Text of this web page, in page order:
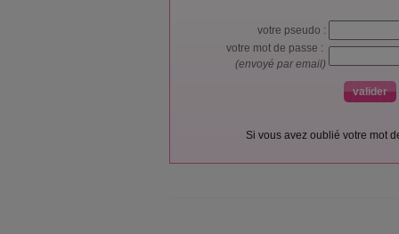
votre pseudo :
votre mot de passe :
(envoyé par email)
Si vous avez oublié votre mot